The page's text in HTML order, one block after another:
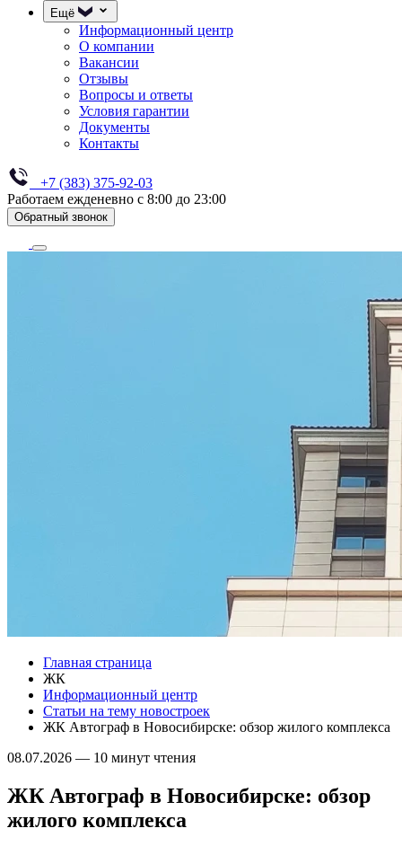
Ещё
Информационный центр
О компании
Вакансии
Отзывы
Вопросы и ответы
Условия гарантии
Документы
Контакты
+7 (383) 375-92-03
Работаем ежденевно с 8:00 до 23:00
Обратный звонок
Главная страница
ЖК
Информационный центр
Статьи на тему новостроек
ЖК Автограф в Новосибирске: обзор жилого комплекса
08.07.2026 — 10 минут чтения
ЖК Автограф в Новосибирске: обзор
жилого комплекса